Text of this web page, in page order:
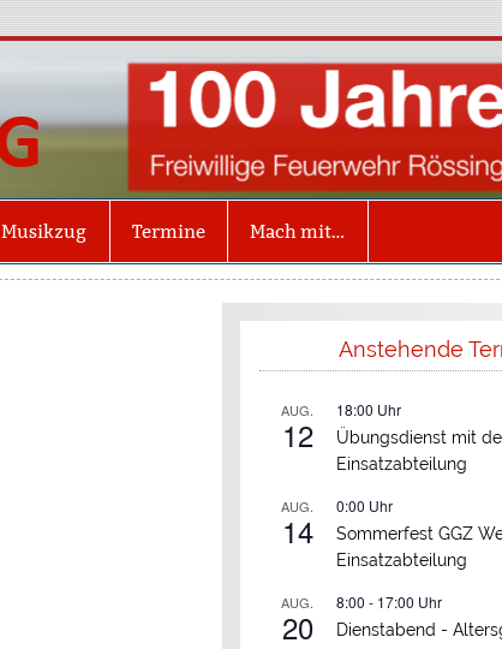
Freiwillige
Rössing
Musikzug Termine Mach mit…
Anstehende
AUG.
12
18:00 Uhr
Übungsdienst mit
Einsatzabteilung
AUG.
14
0:00 Uhr
Sommerfest GGZ
Einsatzabteilung
AUG.
20
8:00 - 17:00 Uhr
Dienstabend -